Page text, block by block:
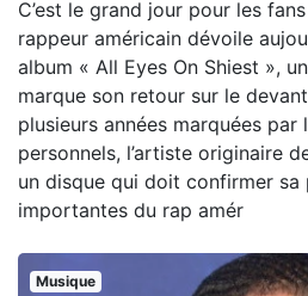
C’est le grand jour pour les
rappeur américain dévoile
album « All Eyes On Shiest »,
marque son retour sur le
plusieurs années marquées par
personnels, l’artiste originaire
un disque qui doit confirmer
importantes du rap amér
Musique